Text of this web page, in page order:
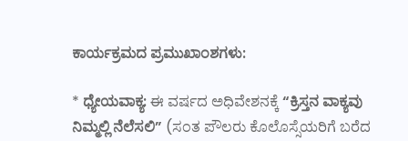
ಕಾರ್ಯಕ್ರಮದ ಪ್ರಮುಖಾಂಶಗಳು:
* ಧ್ಯೇಯವಾಕ್ಯ:ಈ ವರ್ಷದ ಅಧಿವೇಶನಕ್ಕೆ“ಕ್ರಿಸ್ತನ ವಾಕ್ಯವು
ನಿಮ್ಮಲ್ಲಿ ನೆಲೆಸಲಿ” (ಸಂತ ಪೌಲರು ಕೊಲೊಸ್ಸೆಯರಿಗೆ ಬರೆದ